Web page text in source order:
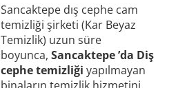
Sancaktepe dış cephe cam
temizliği şirketi (Kar Beyaz
Temizlik) uzun süre
boyunca, Sancaktepe ’da Diş
cephe temizliği yapılmayan